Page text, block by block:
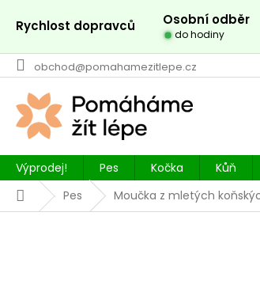
obsah
Rychlost dopravců Osobní odběr
do hodiny
obchod@pomahamezitlepe.cz
Výprodej! Pes Kočka Kůň
DomůPes Moučka z mletých